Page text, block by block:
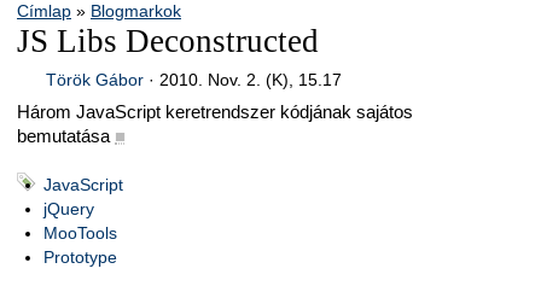
Címlap » Blogmarkok
JS Libs Deconstructed
Török Gábor· 2010. Nov. 2. (K), 15.17
Három JavaScript keretrendszer kódjának sajátos
bemutatása ■
JavaScript
jQuery
MooTools
Prototype